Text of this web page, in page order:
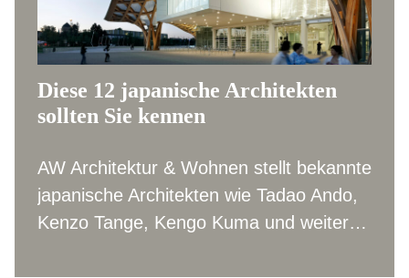
Diese 12 japanische Architekten
sollten Sie kennen
AW Architektur & Wohnen stellt bekannte
japanische Architekten wie Tadao Ando,
Kenzo Tange, Kengo Kuma und weitere